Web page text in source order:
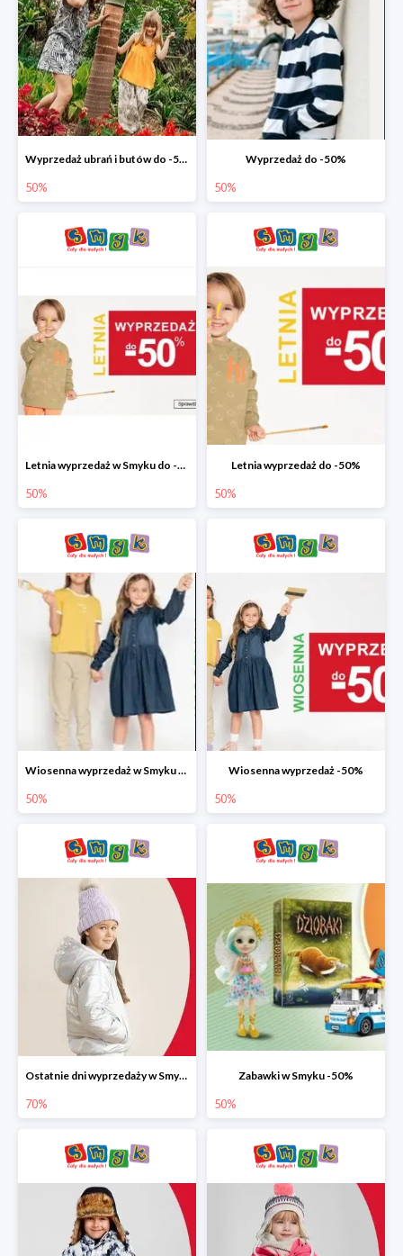
Wyprzedaż ubrań i butów do -50%
50%
Wyprzedaż do -50%
50%
Letnia wyprzedaż w Smyku do -50%
50%
Letnia wyprzedaż do -50%
50%
Wiosenna wyprzedaż w Smyku do -50%
50%
Wiosenna wyprzedaż -50%
50%
Ostatnie dni wyprzedaży w Smyku do -70%
70%
Zabawki w Smyku -50%
50%